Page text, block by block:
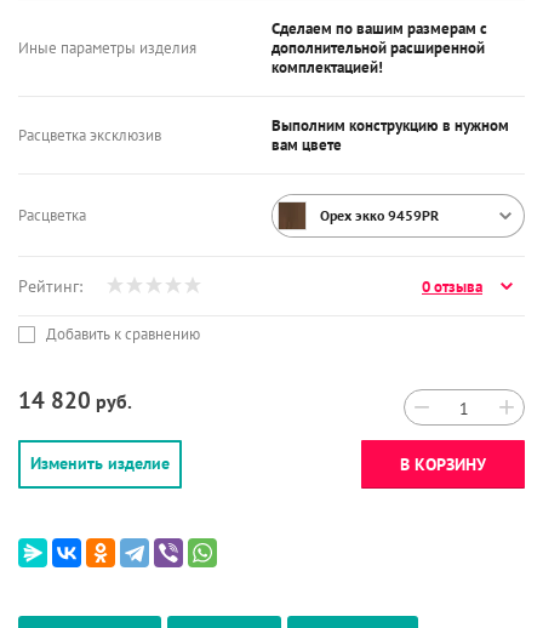
Иные параметры изделия
Сделаем по вашим размерам с
дополнительной расширенной
комплектацией!
Расцветка эксклюзив
Выполним конструкцию в нужном
вам цвете
Расцветка Орех экко 9459PR
Рейтинг: 0 отзыва
Добавить к сравнению
14 820 руб. − +
Изменить изделие В КОРЗИНУ